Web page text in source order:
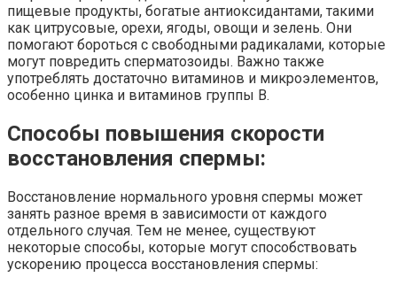
пищевые продукты, богатые антиоксидантами, такими
как цитрусовые, орехи, ягоды, овощи и зелень. Они
помогают бороться с свободными радикалами, которые
могут повредить сперматозоиды. Важно также
употреблять достаточно витаминов и микроэлементов,
особенно цинка и витаминов группы В.
Способы повышения скорости
восстановления спермы:
Восстановление нормального уровня спермы может
занять разное время в зависимости от каждого
отдельного случая. Тем не менее, существуют
некоторые способы, которые могут способствовать
ускорению процесса восстановления спермы: